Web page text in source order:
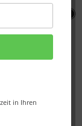
in Ihren